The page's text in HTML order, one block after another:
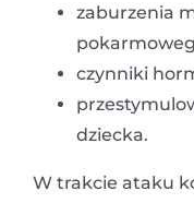
zaburzenia
czynniki
dziecka.
W trakcie ataku